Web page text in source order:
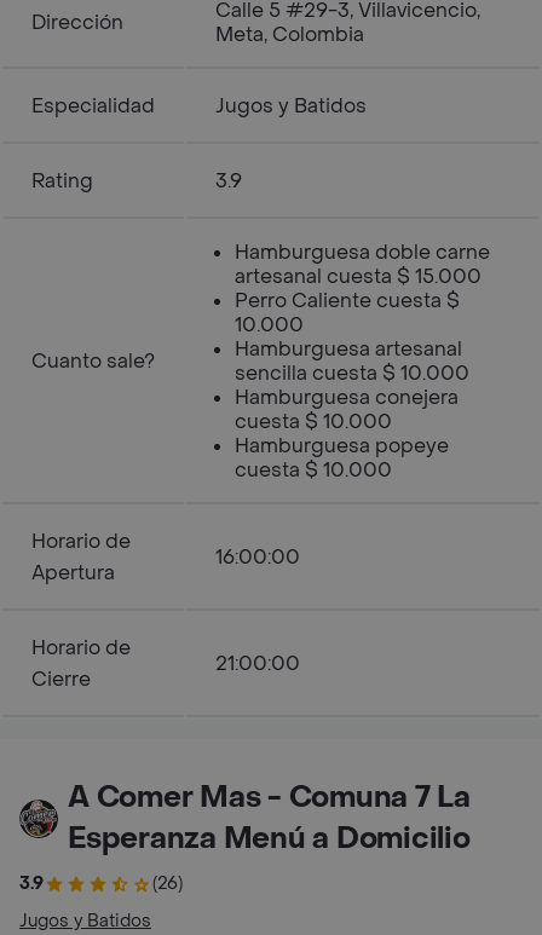
Dirección
Calle 5 #29-3, Villavicencio,
Meta, Colombia
Especialidad Jugos y Batidos
Rating 3.9
Cuanto sale?
Hamburguesa doble carne
artesanal cuesta $ 15.000
Perro Caliente cuesta $
10.000
Hamburguesa artesanal
sencilla cuesta $ 10.000
Hamburguesa conejera
cuesta $ 10.000
Hamburguesa popeye
cuesta $ 10.000
Horario de
Apertura
16:00:00
Horario de
Cierre
21:00:00
A Comer Mas - Comuna 7 La
Esperanza Menú a Domicilio
3.9
(26)
Jugos y Batidos